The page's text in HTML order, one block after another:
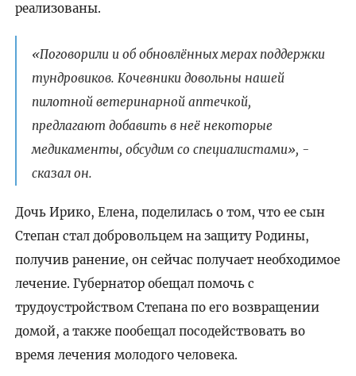
реализованы.
«Поговорили и об обновлённых мерах поддержки
тундровиков. Кочевники довольны нашей
пилотной ветеринарной аптечкой,
предлагают добавить в неё некоторые
медикаменты, обсудим со специалистами», -
сказал он.
Дочь Ирико, Елена, поделилась о том, что ее сын
Степан стал добровольцем на защиту Родины,
получив ранение, он сейчас получает необходимое
лечение. Губернатор обещал помочь с
трудоустройством Степана по его возвращении
домой, а также пообещал посодействовать во
время лечения молодого человека.